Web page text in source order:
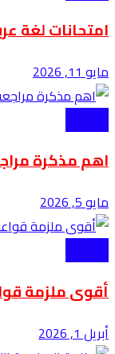
امتحانات لغة
مايو 11, 2026
اهم مذكرة
مايو 5, 2026
أقوى ملزمة
أبريل 1, 2026